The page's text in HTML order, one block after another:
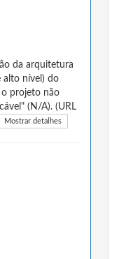
da arquitetura
alto nível) do
projeto não
(N/A). (URL
Mostrar detalhes